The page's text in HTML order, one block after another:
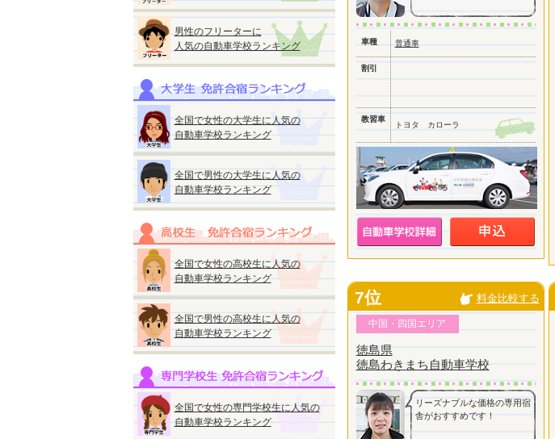
男性のフリーターに
人気の自動車学校ランキング
全国で女性の大学生に人気の
自動車学校ランキング
全国で男性の大学生に人気の
自動車学校ランキング
全国で女性の高校生に人気の
自動車学校ランキング
全国で男性の高校生に人気の
自動車学校ランキング
全国で女性の専門学校生に人気の
自動車学校ランキング
車種 普通車
割引
教習車
トヨタ カローラ
7位 料金比較する
中国・四国エリア
徳島県
徳島わきまち自動車学校
リーズナブルな価格の専用宿
舎がおすすめです！